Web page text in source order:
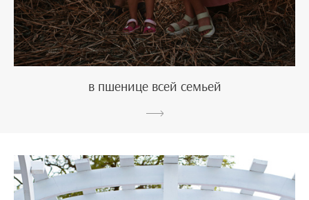
в пшенице всей семьей